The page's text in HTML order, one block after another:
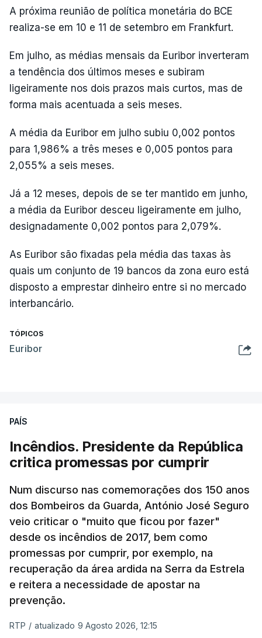
A próxima reunião de política monetária do BCE
realiza-se em 10 e 11 de setembro em Frankfurt.
Em julho, as médias mensais da Euribor inverteram
a tendência dos últimos meses e subiram
ligeiramente nos dois prazos mais curtos, mas de
forma mais acentuada a seis meses.
A média da Euribor em julho subiu 0,002 pontos
para 1,986% a três meses e 0,005 pontos para
2,055% a seis meses.
Já a 12 meses, depois de se ter mantido em junho,
a média da Euribor desceu ligeiramente em julho,
designadamente 0,002 pontos para 2,079%.
As Euribor são fixadas pela média das taxas às
quais um conjunto de 19 bancos da zona euro está
disposto a emprestar dinheiro entre si no mercado
interbancário.
TÓPICOS
Euribor
PAÍS
Incêndios. Presidente da República
critica promessas por cumprir
Num discurso nas comemorações dos 150 anos
dos Bombeiros da Guarda, António José Seguro
veio criticar o "muito que ficou por fazer"
desde os incêndios de 2017, bem como
promessas por cumprir, por exemplo, na
recuperação da área ardida na Serra da Estrela
e reitera a necessidade de apostar na
prevenção.
RTP / atualizado 9 Agosto 2026, 12:15